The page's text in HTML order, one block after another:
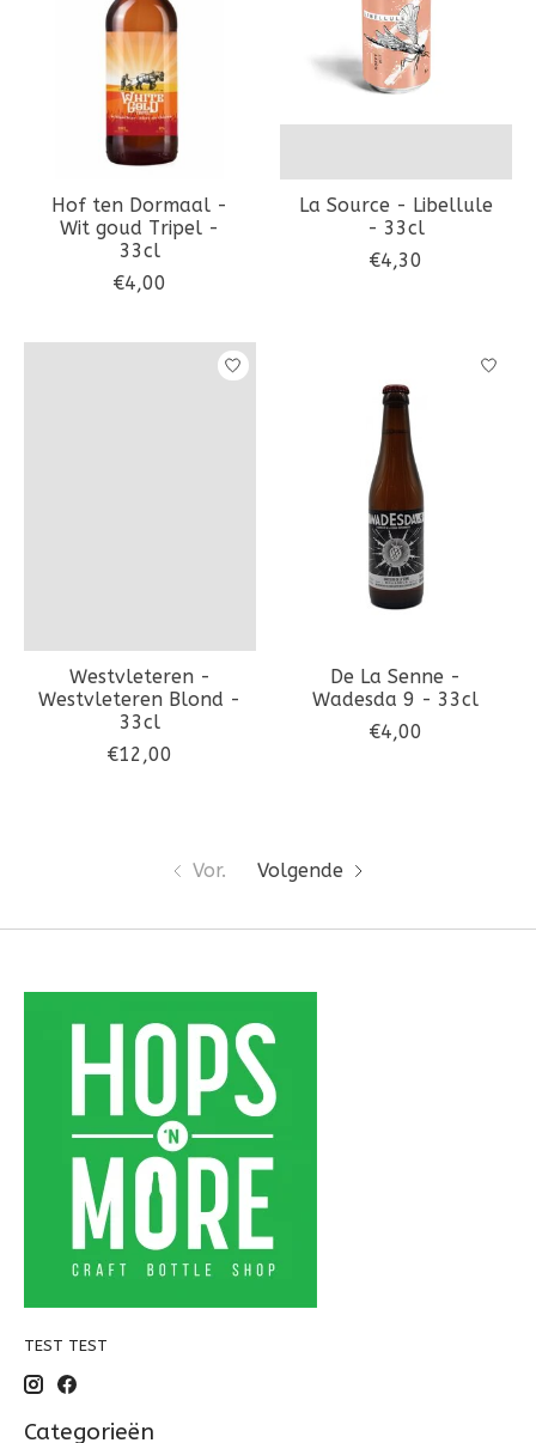
Hof ten Dormaal -
Wit goud Tripel -
33cl
€4,00
La Source - Libellule
- 33cl
€4,30
Westvleteren -
Westvleteren Blond -
33cl
€12,00
De La Senne -
Wadesda 9 - 33cl
€4,00
Vor. Volgende
TEST TEST
Categorieën